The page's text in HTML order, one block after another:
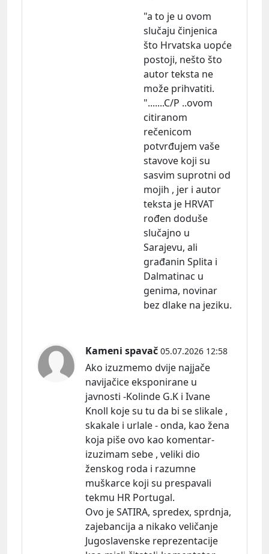
"a to je u ovom
slučaju činjenica
što Hrvatska uopće
postoji, nešto što
autor teksta ne
može prihvatiti.
".......C/P ..ovom
citiranom
rečenicom
potvrđujem vaše
stavove koji su
sasvim suprotni od
mojih , jer i autor
teksta je HRVAT
rođen doduše
slučajno u
Sarajevu, ali
građanin Splita i
Dalmatinac u
genima, novinar
bez dlake na jeziku.
Kameni spavač 05.07.2026 12:58
Ako izuzmemo dvije najjače
navijačice eksponirane u
javnosti -Kolinde G.K i Ivane
Knoll koje su tu da bi se slikale ,
skakale i urlale - onda, kao žena
koja piše ovo kao komentar-
izuzimam sebe , veliki dio
ženskog roda i razumne
muškarce koji su prespavali
tekmu HR Portugal.
Ovo je SATIRA, spredex, sprdnja,
zajebancija a nikako veličanje
Jugoslavenske reprezentacije